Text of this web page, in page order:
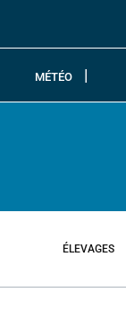
MÉTÉO
ÉLEVAGES